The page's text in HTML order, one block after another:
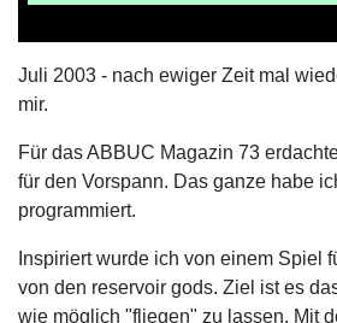
Juli 2003 - nach ewiger Zeit mal
mir.
Für das ABBUC Magazin 73
für den Vorspann. Das ganze habe
programmiert.
Inspiriert wurde ich von einem Spiel
von den reservoir gods. Ziel ist es
wie möglich "fliegen" zu lassen. Mit